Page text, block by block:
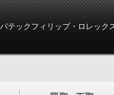
パテックフィリップ・ロレック